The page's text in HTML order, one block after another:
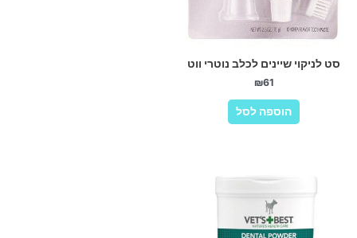
סט לניקוי שיינים לכלב נוטרי ווט
₪61
הוספה לסל